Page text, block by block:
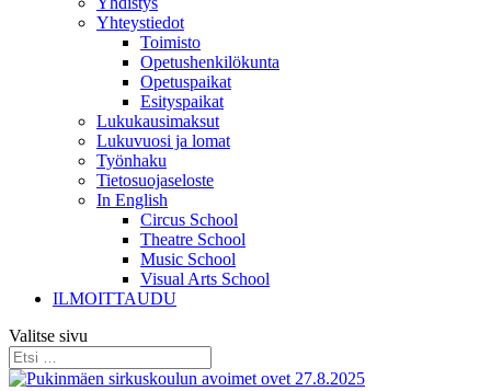
Yhteystiedot
Toimisto
Opetushenkilökunta
Opetuspaikat
Esityspaikat
Lukukausimaksut
Lukuvuosi ja lomat
Työnhaku
Tietosuojaseloste
In English
Circus School
Theatre School
Music School
Visual Arts School
ILMOITTAUDU
Valitse sivu